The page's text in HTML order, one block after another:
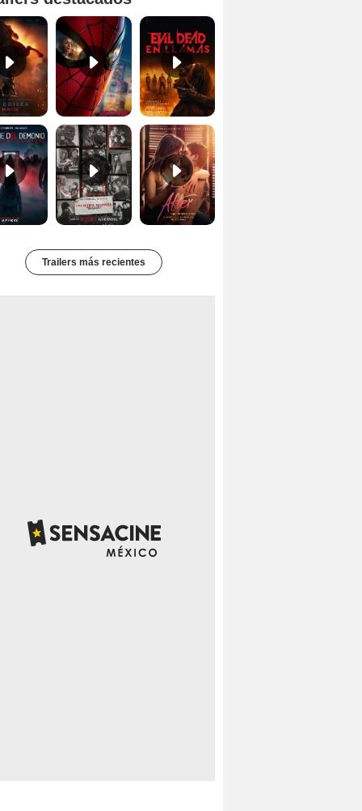
Primer tráiler oficial de 'La Odisea' 'Spider-Man Un Nuevo Día' - Tráiler oficial subtitulado
Primer Tráiler Oficial Subtitulado de 'Una última aventura: Detrás de cámaras de Stranger Things 5' Tráiler de 'After: Aquí empieza todo'
Trailers más recientes